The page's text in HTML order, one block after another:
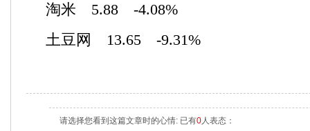
淘米 5.88 -4.08%
土豆网 13.65 -9.31%
请选择您看到这篇文章时的心情: 已有0人表态：